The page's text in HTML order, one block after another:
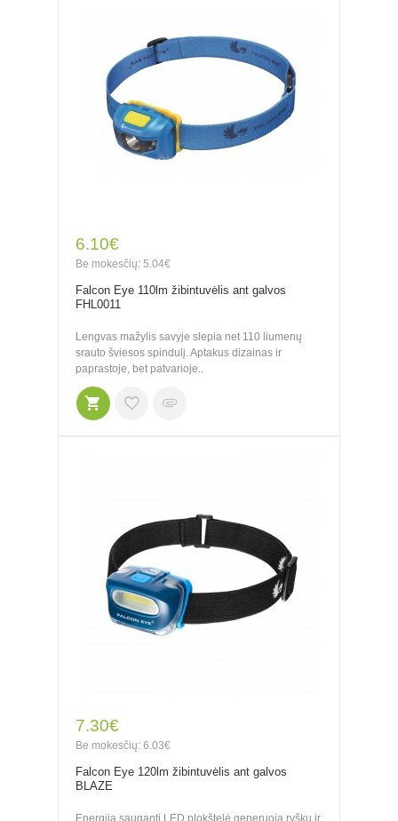
6.10€
Be mokesčių: 5.04€
Falcon Eye 110lm žibintuvėlis ant galvos
FHL0011
Lengvas mažylis savyje slepia net 110 liumenų
srauto šviesos spindulį. Aptakus dizainas ir
paprastoje, bet patvarioje..
7.30€
Be mokesčių: 6.03€
Falcon Eye 120lm žibintuvėlis ant galvos
BLAZE
Energiją sauganti LED plokštelė generuoja ryškų ir